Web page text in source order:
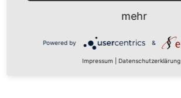
Platform
mehr
Powered by &
Impressum Datenschutzerklärung